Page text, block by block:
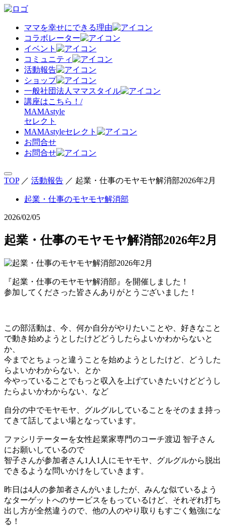
ママを幸せにできる理由
コラボレーター
イベント
コミュニティ
活動報告
ショップ
一般社団法人ママスタイル
講座はこちら！/
MAMAstyle
セレクト
MAMAstyleセレクト
お問合せ
お問合せ
TOP ／ 活動報告 ／ 起業・仕事のモヤモヤ解消部2026年2月
起業・仕事のモヤモヤ解消部
2026/02/05
起業・仕事のモヤモヤ解消部2026年2月
『起業・仕事のモヤモヤ解消部』を開催しました！
参加してくださった皆さんありがとうございました！
この部活動は、今、何か自分がやりたいことや、好きなこと
で動き始めようとしたけどどうしたらよいかわからないと
か、
今までとちょっと違うことを始めようとしたけど、どうした
らよいかわからない、とか
今やっていることでもっと収入を上げていきたいけどどうし
たらよいかわからない、など
自分の中でモヤモヤ、グルグルしていることをそのまま持っ
てきて話してよい場となっています。
ファシリテーターを女性起業家専門のコーチ渡辺 智子さん
にお願いしているので
智子さんが参加者さん1人1人にモヤモヤ、グルグルから脱出
できるような問いかけをしていきます。
昨日は4人の参加者さんがいましたが、みんな似ているよう
なターゲットへのサービスをもっているけど、それぞれ打ち
出し方が全然違うので、他の人のやり取りもすごく勉強にな
る！